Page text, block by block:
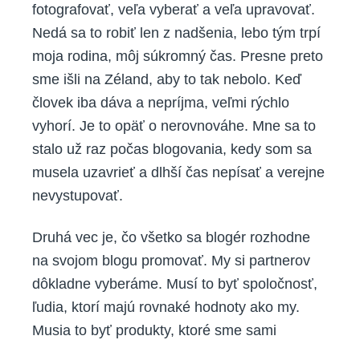
fotografovať, veľa vyberať a veľa upravovať.
Nedá sa to robiť len z nadšenia, lebo tým trpí
moja rodina, môj súkromný čas. Presne preto
sme išli na Zéland, aby to tak nebolo. Keď
človek iba dáva a nepríjma, veľmi rýchlo
vyhorí. Je to opäť o nerovnováhe. Mne sa to
stalo už raz počas blogovania, kedy som sa
musela uzavrieť a dlhší čas nepísať a verejne
nevystupovať.
Druhá vec je, čo všetko sa blogér rozhodne
na svojom blogu promovať. My si partnerov
dôkladne vyberáme. Musí to byť spoločnosť,
ľudia, ktorí majú rovnaké hodnoty ako my.
Musia to byť produkty, ktoré sme sami